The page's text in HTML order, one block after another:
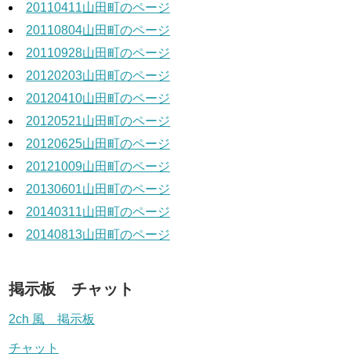
20110411山田町のページ
20110804山田町のページ
20110928山田町のページ
20120203山田町のページ
20120410山田町のページ
20120521山田町のページ
20120625山田町のページ
20121009山田町のページ
20130601山田町のページ
20140311山田町のページ
20140813山田町のページ
掲示板 チャット
2ch 風 掲示板
チャット